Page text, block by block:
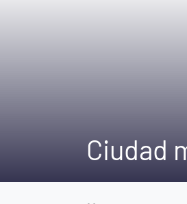
Ciudad